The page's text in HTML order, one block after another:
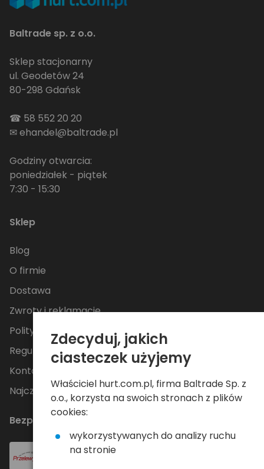
Baltrade sp. z o.o.
Sklep stacjonarny
ul. Geodetów 24
80-298 Gdańsk
☎ 58 552 20 20
✉ehandel@baltrade.pl
Godziny otwarcia:
poniedziałek - piątek
7:30 - 15:30
Sklep
Blog
O firmie
Dostawa
Zwroty i reklamacje
Polityka Prywatności
Regulamin
Kontakt
Najczęściej zadawane pytania
Bezpieczne płatności
Zdecyduj, jakich
ciasteczek użyjemy
Właściciel hurt.com.pl, firma Baltrade Sp. z
o.o., korzysta na swoich stronach z plików
cookies:
wykorzystywanych do analizy ruchu
na stronie